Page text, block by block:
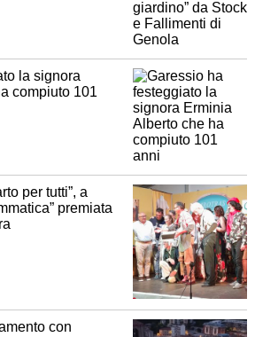
la signora
compiuto 101
per tutti”, a
premiata
con